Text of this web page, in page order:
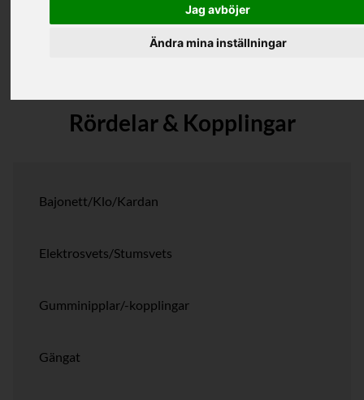
Jag avböjer
Ändra mina inställningar
Rördelar & Kopplingar
Bajonett/Klo/Kardan
Elektrosvets/Stumsvets
Gumminipplar/-kopplingar
Gängat